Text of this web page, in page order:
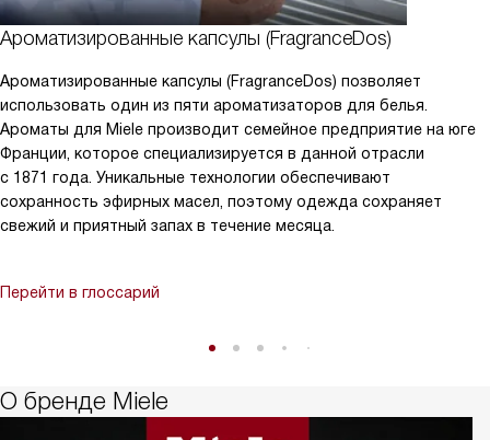
Ароматизированные капсулы (FragranceDos)
Ароматизированные капсулы (FragranceDos) позволяет
использовать один из пяти ароматизаторов для белья.
Ароматы для Miele производит семейное предприятие на юге
Франции, которое специализируется в данной отрасли
с 1871 года. Уникальные технологии обеспечивают
сохранность эфирных масел, поэтому одежда сохраняет
свежий и приятный запах в течение месяца.
Перейти в глоссарий
О бренде Miele